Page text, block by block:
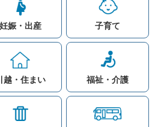
妊娠・出産 子育て
越・住まい 福祉・介護